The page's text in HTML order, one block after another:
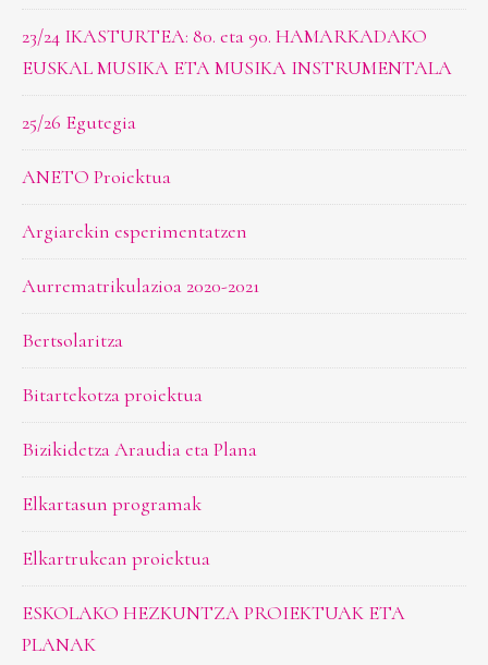
23/24 IKASTURTEA: 80. eta 90. HAMARKADAKO
EUSKAL MUSIKA ETA MUSIKA INSTRUMENTALA
25/26 Egutegia
ANETO Proiektua
Argiarekin esperimentatzen
Aurrematrikulazioa 2020-2021
Bertsolaritza
Bitartekotza proiektua
Bizikidetza Araudia eta Plana
Elkartasun programak
Elkartrukean proiektua
ESKOLAKO HEZKUNTZA PROIEKTUAK ETA
PLANAK